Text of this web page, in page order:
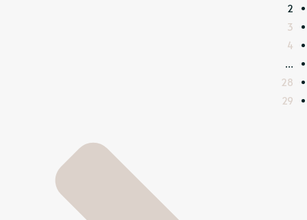
2
3
4
…
28
29